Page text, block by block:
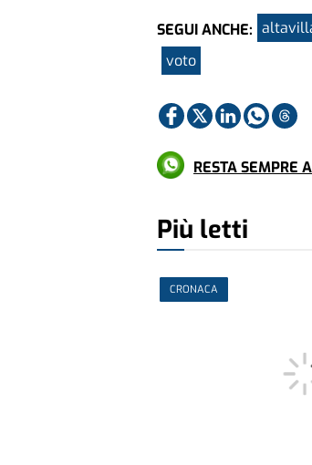
SEGUI ANCHE:
voto
RESTA SEMPRE
Più letti
CRONACA